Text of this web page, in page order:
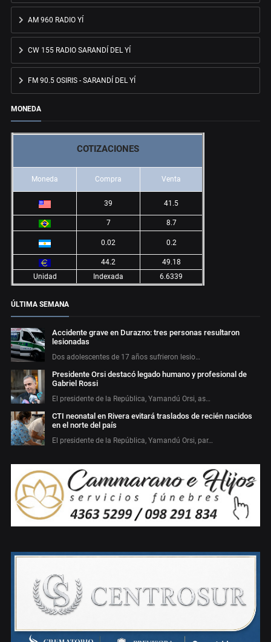
AM 960 RADIO YÍ
CW 155 RADIO SARANDÍ DEL YÍ
FM 90.5 OSIRIS - SARANDÍ DEL YÍ
MONEDA
COTIZACIONES
Moneda Compra Venta
39 41.5
7 8.7
0.02 0.2
44.2
49.18
Unidad
Indexada 6.6339
ÚLTIMA SEMANA
Accidente grave en Durazno: tres personas resultaron
lesionadas
Dos adolescentes de 17 años sufrieron lesio…
Presidente Orsi destacó legado humano y profesional de
Gabriel Rossi
El presidente de la República, Yamandú Orsi, as…
CTI neonatal en Rivera evitará traslados de recién nacidos
en el norte del país
El presidente de la República, Yamandú Orsi, par…